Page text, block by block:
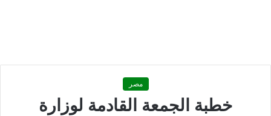
مصر
خطبة الجمعة القادمة لوزارة